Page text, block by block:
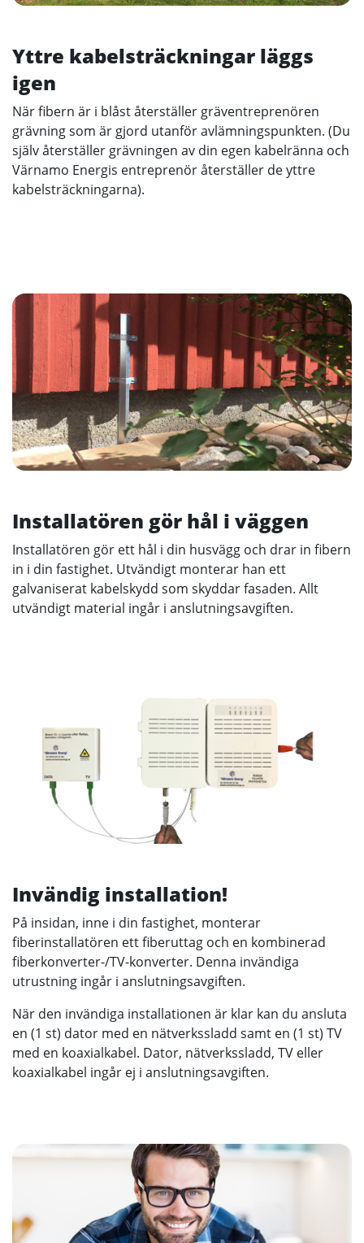
Yttre kabelsträckningar läggs
igen
När fibern är i blåst återställer gräventreprenören
grävning som är gjord utanför avlämningspunkten. (Du
själv återställer grävningen av din egen kabelränna och
Värnamo Energis entreprenör återställer de yttre
kabelsträckningarna).
Installatören gör hål i väggen
Installatören gör ett hål i din husvägg och drar in fibern
in i din fastighet. Utvändigt monterar han ett
galvaniserat kabelskydd som skyddar fasaden. Allt
utvändigt material ingår i anslutningsavgiften.
Invändig installation!
På insidan, inne i din fastighet, monterar
fiberinstallatören ett fiberuttag och en kombinerad
fiberkonverter-/TV-konverter. Denna invändiga
utrustning ingår i anslutningsavgiften.
När den invändiga installationen är klar kan du ansluta
en (1 st) dator med en nätverkssladd samt en (1 st) TV
med en koaxialkabel. Dator, nätverkssladd, TV eller
koaxialkabel ingår ej i anslutningsavgiften.